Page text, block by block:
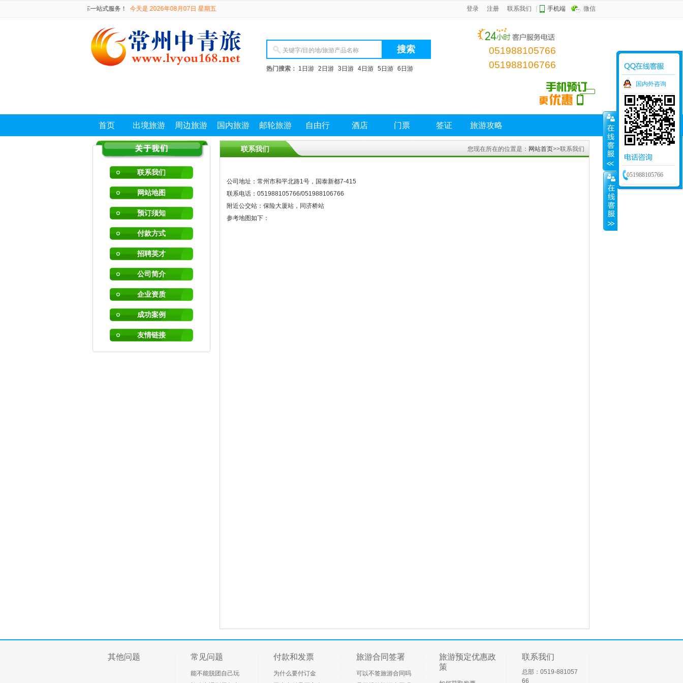
门票 机票 酒店 会议 租车一站式服务！今天是 2026年08月07日 星期五 登录 注册 联系我们 手机端 微信
热门搜索： 1日游 2日游 3日游 4日游 5日游 6日游
051988105766
051988106766
首页 出境旅游 周边旅游 国内旅游 邮轮旅游 自由行 酒店 门票 签证 旅游攻略
国内外咨询
051988105766
联系我们
网站地图
预订须知
付款方式
招聘英才
公司简介
企业资质
成功案例
友情链接
联系我们 您现在所在的位置是： 网站首页>>联系我们
公司地址：常州市和平北路1号，国泰新都7-415
联系电话：051988105766/051988106766
附近公交站：保险大厦站，同济桥站
参考地图如下：
其他问题 常见问题
能不能脱团自己玩
付款和发票
为什么要付订金
旅游合同签署
可以不签旅游合同吗
旅游预定优惠政
策
联系我们
总部：0519-881057
66